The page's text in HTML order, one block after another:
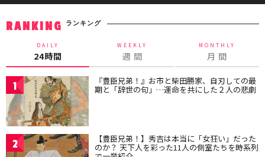
RANKING ランキング
DAILY
24時間
WEEKLY
週 間
MONTHLY
月 間
1 『豊臣兄弟！』お市と柴田勝家、自刃しての最
期と「辞世の句」…運命を共にした２人の悲劇
2 【豊臣兄弟！】秀吉は本当に「女狂い」だった
のか？ 天下人を彩った11人の側室たちを時系列